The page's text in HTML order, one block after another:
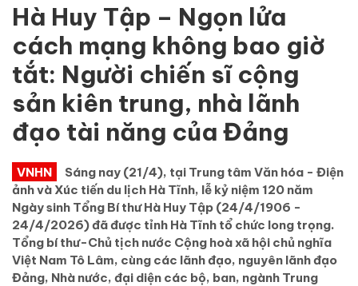
Hà Huy Tập – Ngọn lửa
cách mạng không bao giờ
tắt: Người chiến sĩ cộng
sản kiên trung, nhà lãnh
đạo tài năng của Đảng
VNHN
Sáng nay (21/4), tại Trung tâm Văn hóa - Điện
ảnh và Xúc tiến du lịch Hà Tĩnh, lễ kỷ niệm 120 năm
Ngày sinh Tổng Bí thư Hà Huy Tập (24/4/1906 -
24/4/2026) đã được tỉnh Hà Tĩnh tổ chức long trọng.
Tổng bí thư-Chủ tịch nước Cộng hoà xã hội chủ nghĩa
Việt Nam Tô Lâm, cùng các lãnh đạo, nguyên lãnh đạo
Đảng, Nhà nước, đại diện các bộ, ban, ngành Trung